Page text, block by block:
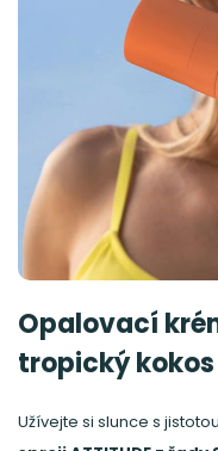
Opalovací
tropický kokos
Užívejte si slunce s